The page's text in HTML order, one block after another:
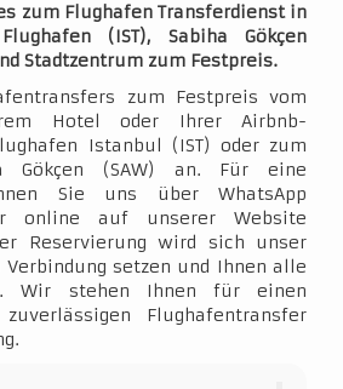
zum Flughafen Transferdienst in
(IST), Sabiha Gökçen
Stadtzentrum zum Festpreis.
zum Festpreis vom
Hotel oder Ihrer Airbnb-
Istanbul (IST) oder zum
Gökçen (SAW) an. Für eine
Sie uns über WhatsApp
online auf unserer Website
Reservierung wird sich unser
setzen und Ihnen alle
Wir stehen Ihnen für einen
Flughafentransfer